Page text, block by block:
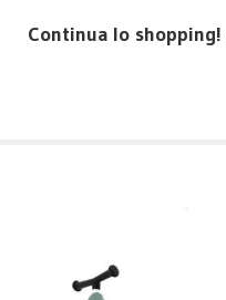
Continua lo shopping!